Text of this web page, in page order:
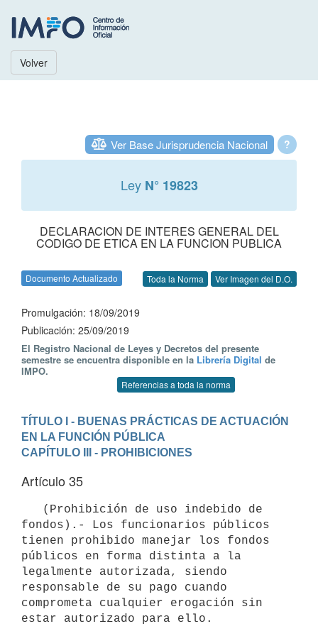
Volver
?
Ver Base Jurisprudencia Nacional
Ley N° 19823
DECLARACION DE INTERES GENERAL DEL
CODIGO DE ETICA EN LA FUNCION PUBLICA
Documento Actualizado Toda la Norma Ver Imagen del D.O.
Promulgación: 18/09/2019
Publicación: 25/09/2019
El Registro Nacional de Leyes y Decretos del presente
semestre se encuentra disponible en la Librería Digital de
IMPO.
Referencias a toda la norma
TÍTULO I - BUENAS PRÁCTICAS DE ACTUACIÓN
EN LA FUNCIÓN PÚBLICA
CAPÍTULO III - PROHIBICIONES
Artículo 35
fondos).- Los funcionarios públicos
tienen prohibido manejar los fondos
públicos en forma distinta a la
legalmente autorizada, siendo
responsable de su pago cuando
comprometa cualquier erogación sin
estar autorizado para ello.